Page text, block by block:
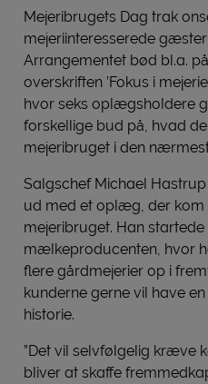
Mejeribrugets Dag trak
mejeriinteresserede
Arrangementet bød bl.a.
overskriften ’Fokus i
hvor seks oplægsholdere
forskellige bud på, hvad
mejeribruget i den
Salgschef Michael
ud med et oplæg, der kom
mejeribruget. Han
mælkeproducenten, hvor
flere gårdmejerier op i
kunderne gerne vil have
historie.
”Det vil selvfølgelig kræve
bliver at skaffe